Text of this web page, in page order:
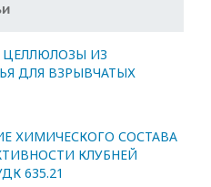
ЦЕЛЛЮЛОЗЫ ИЗ
ДЛЯ ВЗРЫВЧАТЫХ
ХИМИЧЕСКОГО СОСТАВА
КЛУБНЕЙ
635.21